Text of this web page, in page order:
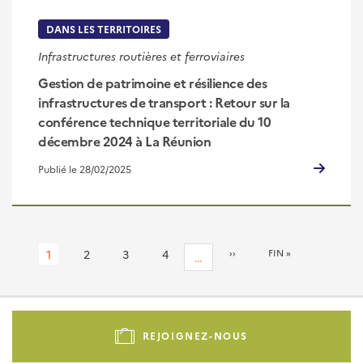
DANS LES TERRITOIRES
Infrastructures routières et ferroviaires
Gestion de patrimoine et résilience des
infrastructures de transport : Retour sur la
conférence technique territoriale du 10
décembre 2024 à La Réunion
Publié le 28/02/2025
Page
1 Page
2 Page
3 Page
4 …
PAGE
››
DERNIÈRE
FIN »
Pied
REJOIGNEZ-NOUS